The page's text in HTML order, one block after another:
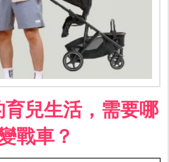
育兒生活，需要哪
戰車？